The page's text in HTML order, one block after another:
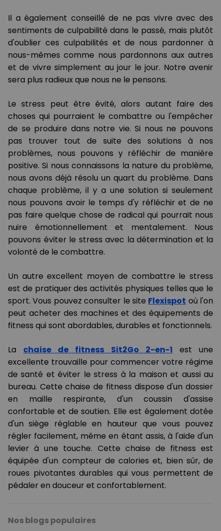
Il a également conseillé de ne pas vivre avec des
sentiments de culpabilité dans le passé, mais plutôt
d'oublier ces culpabilités et de nous pardonner à
nous-mêmes comme nous pardonnons aux autres
et de vivre simplement au jour le jour. Notre avenir
sera plus radieux que nous ne le pensons.
Le stress peut être évité, alors autant faire des
choses qui pourraient le combattre ou l'empêcher
de se produire dans notre vie. Si nous ne pouvons
pas trouver tout de suite des solutions à nos
problèmes, nous pouvons y réfléchir de manière
positive. Si nous connaissons la nature du problème,
nous avons déjà résolu un quart du problème. Dans
chaque problème, il y a une solution si seulement
nous pouvons avoir le temps d'y réfléchir et de ne
pas faire quelque chose de radical qui pourrait nous
nuire émotionnellement et mentalement. Nous
pouvons éviter le stress avec la détermination et la
volonté de le combattre.
Un autre excellent moyen de combattre le stress
est de pratiquer des activités physiques telles que le
sport. Vous pouvez consulter le site Flexispot où l'on
peut acheter des machines et des équipements de
fitness qui sont abordables, durables et fonctionnels.
La chaise de fitness Sit2Go 2-en-1 est une
excellente trouvaille pour commencer votre régime
de santé et éviter le stress à la maison et aussi au
bureau. Cette chaise de fitness dispose d'un dossier
en maille respirante, d'un coussin d'assise
confortable et de soutien. Elle est également dotée
d'un siège réglable en hauteur que vous pouvez
régler facilement, même en étant assis, à l'aide d'un
levier à une touche. Cette chaise de fitness est
équipée d'un compteur de calories et, bien sûr, de
roues pivotantes durables qui vous permettent de
pédaler en douceur et confortablement.
Nos blogs populaires